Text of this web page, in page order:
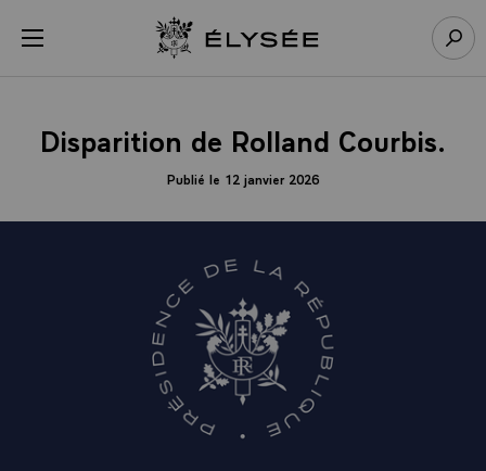
menu Retour à l’accueil Élysée
Disparition de Rolland Courbis.
Publié le 12 janvier 2026
Panneau de gestion des cookies